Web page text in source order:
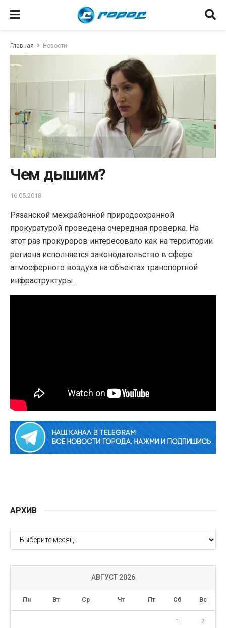
Главная Новости
Чем дышим?
16.05.2018
Рязанской межрайонной природоохранной
прокуратурой проведена очередная проверка. На
этот раз прокуроров интересовало как на территории
региона исполняется законодательство в сфере
атмосферного воздуха на объектах транспортной
инфраструктуры.
АРХИВ
АРХИВ
АВГУСТ 2026
Пн Вт Ср Чт Пт Сб Вс
1 2